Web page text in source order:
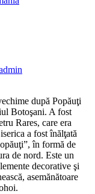
după Popăuţi
Botoşani. A fost
Rares, care era
a fost înălţată
în formă de
de nord. Este un
decorative şi
asemănătoare